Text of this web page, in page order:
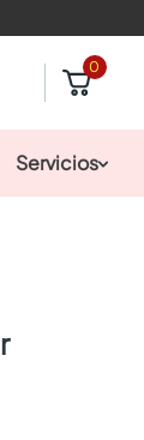
0
Servicios